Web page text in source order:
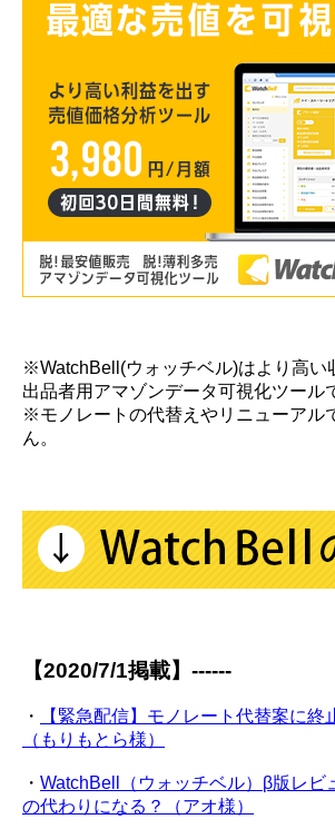
※WatchBell(ウォッチベル)はより高い
出品者用アマゾンデータ可視化ツール
※モノレートの代替えやリニューアル
ん。
【2020/7/1掲載】------
・
【緊急配信】モノレート代替案に終
（もりもとら様）
・ WatchBell（ウォッチベル）β版レビ
の代わりになる？（アオ様）